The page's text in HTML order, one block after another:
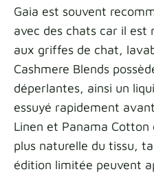
Gaia est souvent
avec des chats car il
aux griffes de chat,
Cashmere Blends
déperlantes, ainsi un
essuyé rapidement
Linen et Panama
plus naturelle du tissu,
édition limitée peuvent